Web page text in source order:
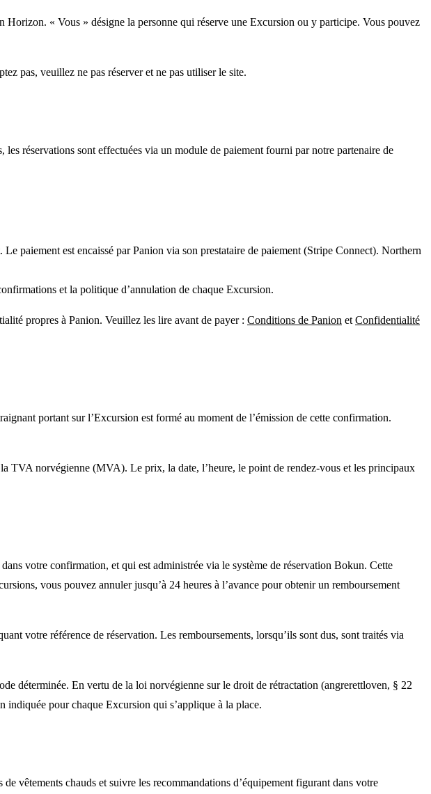
« Vous » désigne la personne qui réserve une Excursion ou y participe. Vous pouvez
pas, veuillez ne pas réserver et ne pas utiliser le site.
réservations sont effectuées via un module de paiement fourni par notre partenaire de
paiement est encaissé par Panion via son prestataire de paiement (Stripe Connect). Northern
et la politique d’annulation de chaque Excursion.
propres à Panion. Veuillez les lire avant de payer : Conditions de Panion et Confidentialité
portant sur l’Excursion est formé au moment de l’émission de cette confirmation.
TVA norvégienne (MVA). Le prix, la date, l’heure, le point de rendez-vous et les principaux
votre confirmation, et qui est administrée via le système de réservation Bokun. Cette
vous pouvez annuler jusqu’à 24 heures à l’avance pour obtenir un remboursement
votre référence de réservation. Les remboursements, lorsqu’ils sont dus, sont traités via
déterminée. En vertu de la loi norvégienne sur le droit de rétractation (angrerettloven, § 22
indiquée pour chaque Excursion qui s’applique à la place.
vêtements chauds et suivre les recommandations d’équipement figurant dans votre